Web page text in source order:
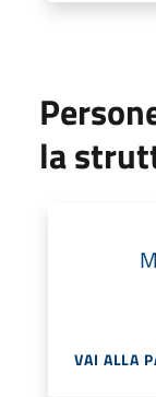
la
VAI ALLA